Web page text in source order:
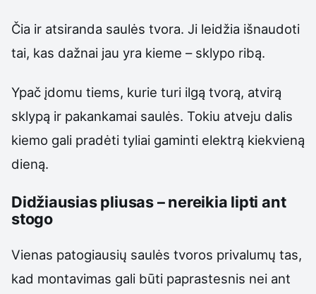
Čia ir atsiranda saulės tvora. Ji leidžia išnaudoti
tai, kas dažnai jau yra kieme – sklypo ribą.
Ypač įdomu tiems, kurie turi ilgą tvorą, atvirą
sklypą ir pakankamai saulės. Tokiu atveju dalis
kiemo gali pradėti tyliai gaminti elektrą kiekvieną
dieną.
Didžiausias pliusas – nereikia lipti ant
stogo
Vienas patogiausių saulės tvoros privalumų tas,
kad montavimas gali būti paprastesnis nei ant